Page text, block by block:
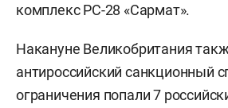
комплекс РС-28 «Сармат».
Накануне Великобритания
антироссийский санкционный
ограничения попали 7